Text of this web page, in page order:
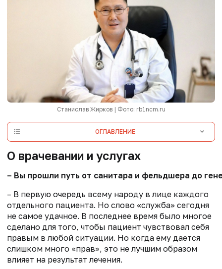
Станислав Жирков | Фото: rb1ncm.ru
ОГЛАВЛЕНИЕ
О врачевании и услугах
– Вы прошли путь от санитара и фельдшера до
– В первую очередь всему народу в лице каждого
отдельного пациента. Но слово «служба» сегодня
не самое удачное. В последнее время было многое
сделано для того, чтобы пациент чувствовал себя
правым в любой ситуации. Но когда ему дается
слишком много «прав», это не лучшим образом
влияет на результат лечения.